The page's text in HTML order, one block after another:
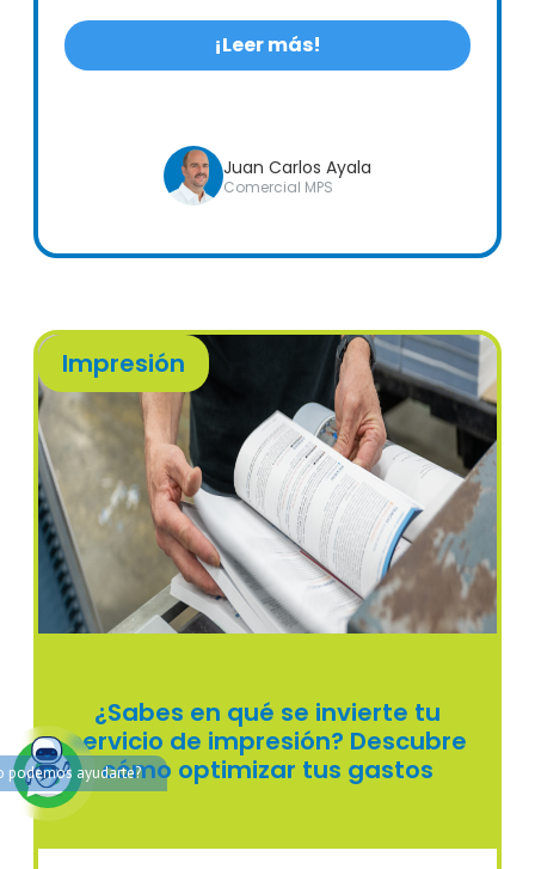
¡Leer más!
Juan Carlos Ayala
Comercial MPS
Impresión
¿Sabes en qué se invierte tu
servicio de impresión? Descubre
cómo optimizar tus gastos
podemos ayudarte?